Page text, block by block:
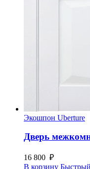
Экошпон Uberture
Дверь
16 800 ₽
В корзину